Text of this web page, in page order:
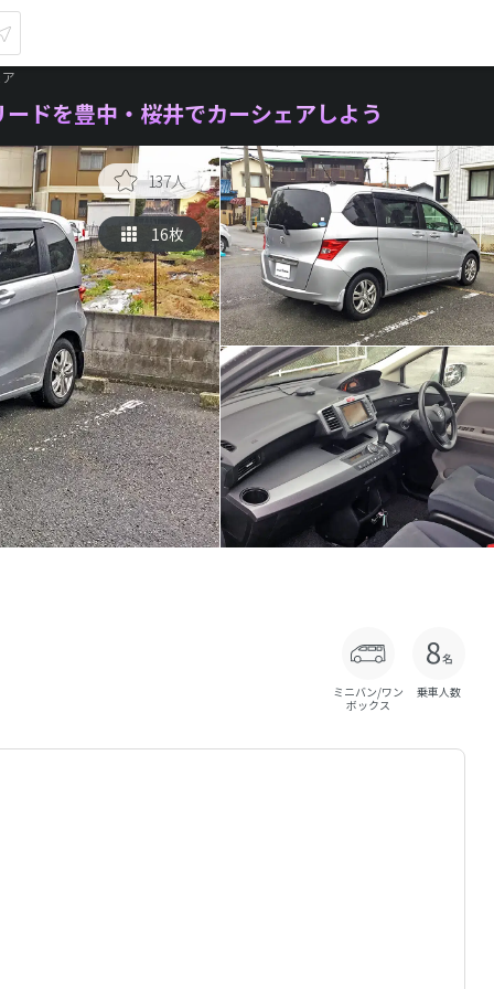
ドを豊中・桜井でカーシェアしよう
137人
16枚
ミニバン/ワン
ボックス
乗車人数